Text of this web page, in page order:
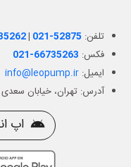
تلفن: | 021-52875
فکس: 021-66735263
ایمیل:info@leopump.ir
آدرس: تهران، خیابان سعدی
اپ